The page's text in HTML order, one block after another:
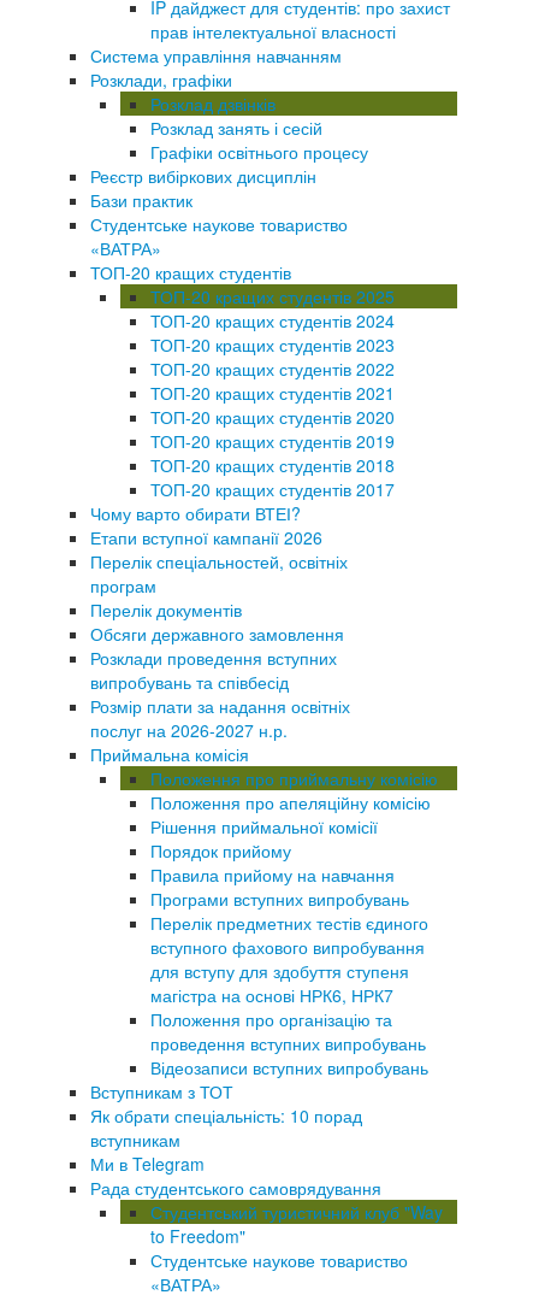
IP дайджест для студентів: про захист
прав інтелектуальної власності
Система управління навчанням
Розклади, графіки
Розклад дзвінків
Розклад занять і сесій
Графіки освітнього процесу
Реєстр вибіркових дисциплін
Бази практик
Студентське наукове товариство
«ВАТРА»
ТОП-20 кращих студентів
ТОП-20 кращих студентів 2025
ТОП-20 кращих студентів 2024
ТОП-20 кращих студентів 2023
ТОП-20 кращих студентів 2022
ТОП-20 кращих студентів 2021
ТОП-20 кращих студентів 2020
ТОП-20 кращих студентів 2019
ТОП-20 кращих студентів 2018
ТОП-20 кращих студентів 2017
Чому варто обирати ВТЕІ?
Етапи вступної кампанії 2026
Перелік спеціальностей, освітніх
програм
Перелік документів
Обсяги державного замовлення
Розклади проведення вступних
випробувань та співбесід
Розмір плати за надання освітніх
послуг на 2026-2027 н.р.
Приймальна комісія
Положення про приймальну комісію
Положення про апеляційну комісію
Рішення приймальної комісії
Порядок прийому
Правила прийому на навчання
Програми вступних випробувань
Перелік предметних тестів єдиного
вступного фахового випробування
для вступу для здобуття ступеня
магістра на основі НРК6, НРК7
Положення про організацію та
проведення вступних випробувань
Відеозаписи вступних випробувань
Вступникам з ТОТ
Як обрати спеціальність: 10 порад
вступникам
Ми в Telegram
Рада студентського самоврядування
Студентський туристичний клуб "Way
to Freedom"
Студентське наукове товариство
«ВАТРА»